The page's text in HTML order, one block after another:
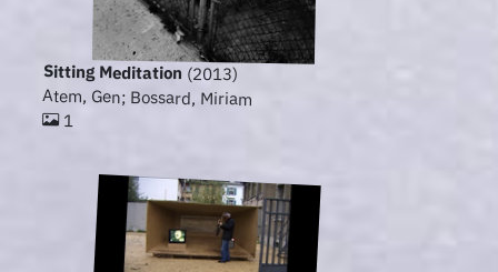
Sitting Meditation (2013)
Atem, Gen; Bossard, Miriam
1